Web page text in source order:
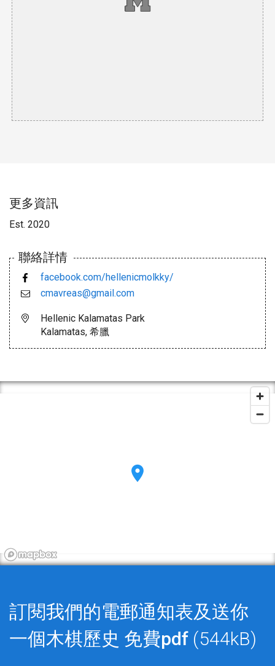
更多資訊
Est. 2020
聯絡詳情
facebook.com/hellenicmolkky/
cmavreas@gmail.com
Hellenic Kalamatas Park
Kalamatas, 希臘
訂閱我們的電郵通知表及送你
一個木棋歷史 免費pdf (544kB)